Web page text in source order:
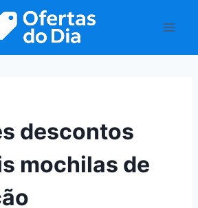
descontos
mochilas de